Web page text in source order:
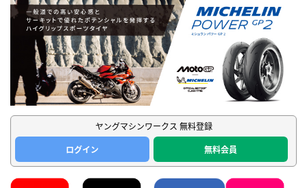
ヤングマシンワークス 無料登録
ログイン
無料会員